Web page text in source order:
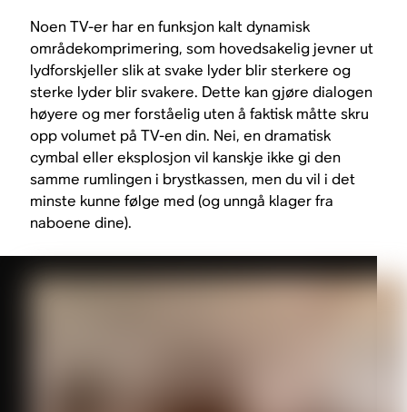
Noen TV-er har en funksjon kalt dynamisk
områdekomprimering, som hovedsakelig jevner ut
lydforskjeller slik at svake lyder blir sterkere og
sterke lyder blir svakere. Dette kan gjøre dialogen
høyere og mer forståelig uten å faktisk måtte skru
opp volumet på TV-en din. Nei, en dramatisk
cymbal eller eksplosjon vil kanskje ikke gi den
samme rumlingen i brystkassen, men du vil i det
minste kunne følge med (og unngå klager fra
naboene dine).